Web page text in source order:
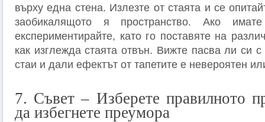
върху една стена. Излезте от стаята и се
заобикалящото я пространство. Ако
експериментирайте, като го поставяте на
как изглежда стаята отвън. Вижте пасва ли си с
стаи и дали ефектът от тапетите е невероятен
7. Съвет – Изберете правилното
да избегнете преумора